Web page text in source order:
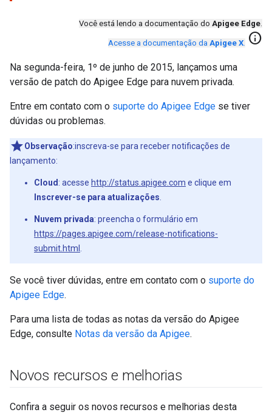
Você está lendo a documentação do Apigee Edge.
Acesse a documentação da Apigee X. info
Na segunda-feira, 1º de junho de 2015, lançamos uma
versão de patch do Apigee Edge para nuvem privada.
Entre em contato com o suporte do Apigee Edge se tiver
dúvidas ou problemas.
Observação:inscreva-se para receber notificações de
lançamento:
Cloud : acesse http://status.apigee.com e clique em
Inscrever-se para atualizações
Nuvem privada: preencha o formulário em
https://pages.apigee.com/release-notifications-
submit.html
Se você tiver dúvidas, entre em contato com o suporte do
Apigee Edge.
Para uma lista de todas as notas da versão do Apigee
Edge, consulte Notas da versão da Apigee.
Novos recursos e melhorias
Confira a seguir os novos recursos e melhorias desta